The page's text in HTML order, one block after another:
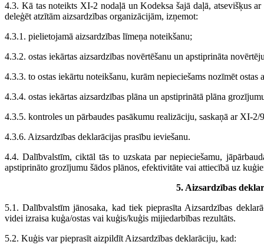
4.3. Kā tas noteikts XI-2 nodaļā un Kodeksa šajā daļā, atsevišķus
deleģēt atzītām aizsardzības organizācijām, izņemot:
4.3.1. pielietojamā aizsardzības līmeņa noteikšanu;
4.3.2. ostas iekārtas aizsardzības novērtēšanu un apstiprināta
4.3.3. to ostas iekārtu noteikšanu, kurām nepieciešams nozīmēt ostas
4.3.4. ostas iekārtas aizsardzības plāna un apstiprinātā plāna
4.3.5. kontroles un pārbaudes pasākumu realizāciju, saskaņā ar XI-
4.3.6. Aizsardzības deklarācijas prasību ieviešanu.
4.4. Dalībvalstīm, ciktāl tās to uzskata par nepieciešamu,
apstiprināto grozījumu šādos plānos, efektivitāte vai attiecībā uz
5. Aizsardzības
5.1. Dalībvalstīm jānosaka, kad tiek pieprasīta Aizsardzības
videi izraisa kuģa/ostas vai kuģis/kuģis mijiedarbības rezultāts.
5.2. Kuģis var pieprasīt aizpildīt Aizsardzības deklarāciju, kad: